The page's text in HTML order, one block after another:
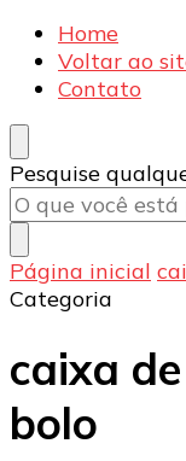
Blog | Arasa
Confira
doces e
qualidade
Home
Voltar ao
Contato
Procurando
algo?
Pesquise
Página inicial
Categoria
caixa
bolo